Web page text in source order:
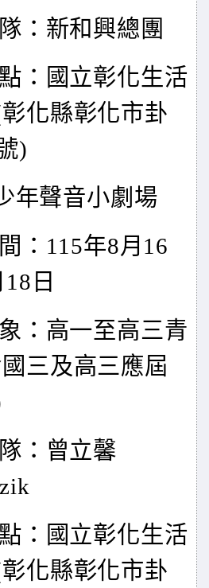
：新和興總團
：國立彰化生活
化縣彰化市卦
)
年聲音小劇場
：115年8月16
日
：高一至高三青
三及高三應屆
：曾立馨
：國立彰化生活
化縣彰化市卦